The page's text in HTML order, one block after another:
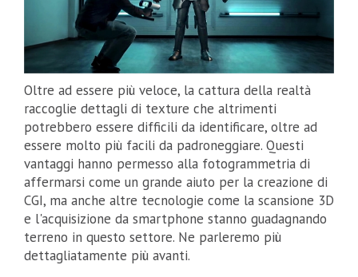
Oltre ad essere più veloce, la cattura della realtà
raccoglie dettagli di texture che altrimenti
potrebbero essere difficili da identificare, oltre ad
essere molto più facili da padroneggiare. Questi
vantaggi hanno permesso alla fotogrammetria di
affermarsi come un grande aiuto per la creazione di
CGI, ma anche altre tecnologie come la scansione 3D
e l'acquisizione da smartphone stanno guadagnando
terreno in questo settore. Ne parleremo più
dettagliatamente più avanti.